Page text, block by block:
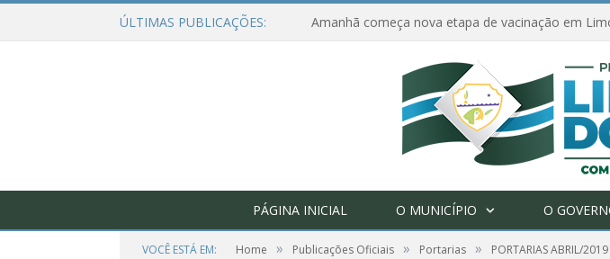
ÚLTIMAS PUBLICAÇÕES:
PÁGINA INICIAL O MUNICÍPIO O
VOCÊ ESTÁ EM: Home » Publicações Oficiais » Portarias » PORTARIAS ABRIL/2019